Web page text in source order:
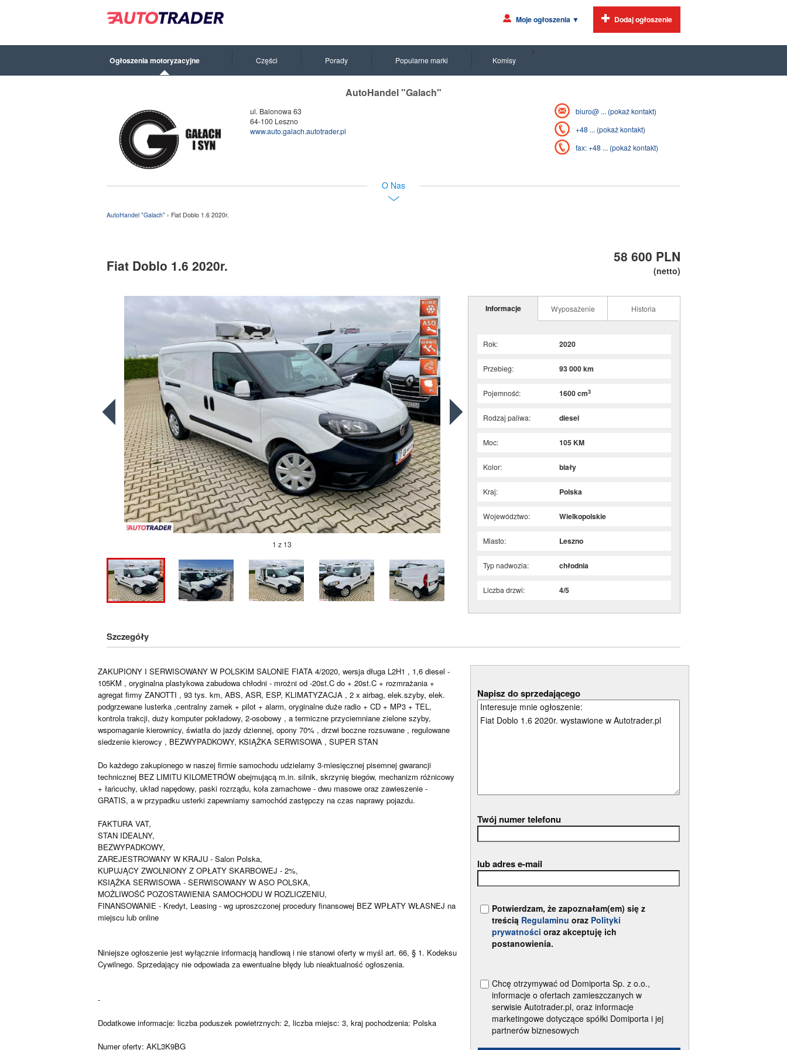
Moje ogłoszenia ▼ Dodaj ogłoszenie
Ogłoszenia motoryzacyjne
>
Części Porady Popularne marki Komisy
AutoHandel "Galach"
ul. Balonowa 63
64-100 Leszno
www.auto.galach.autotrader.pl
biuro@ ... (pokaż kontakt)
+48 ... (pokaż kontakt)
fax: +48 ... (pokaż kontakt)
O Nas
AutoHandel "Galach" › Fiat Doblo 1.6 2020r.
Fiat Doblo 1.6 2020r.
58 600 PLN
(netto)
1 z 13
Informacje Wyposażenie Historia
Rok: 2020
Przebieg: 93 000 km
Pojemność: 1600 cm3
Rodzaj paliwa: diesel
Moc: 105 KM
Kolor: biały
Kraj: Polska
Województwo: Wielkopolskie
Miasto: Leszno
Typ nadwozia: chłodnia
Liczba drzwi: 4/5
Szczegóły
ZAKUPIONY I SERWISOWANY W POLSKIM SALONIE FIATA 4/2020, wersja długa L2H1 , 1,6 diesel -
105KM , oryginalna plastykowa zabudowa chłodni - mrożni od -20st.C do + 20st.C + rozmrażania +
agregat firmy ZANOTTI , 93 tys. km, ABS, ASR, ESP, KLIMATYZACJA , 2 x airbag, elek.szyby, elek.
podgrzewane lusterka ,centralny zamek + pilot + alarm, oryginalne duże radio + CD + MP3 + TEL,
kontrola trakcji, duży komputer pokładowy, 2-osobowy , a termiczne przyciemniane zielone szyby,
wspomaganie kierownicy, światła do jazdy dziennej, opony 70% , drzwi boczne rozsuwane , regulowane
siedzenie kierowcy , BEZWYPADKOWY, KSIĄŻKA SERWISOWA , SUPER STAN
Do każdego zakupionego w naszej firmie samochodu udzielamy 3-miesięcznej pisemnej gwarancji
technicznej BEZ LIMITU KILOMETRÓW obejmującą m.in. silnik, skrzynię biegów, mechanizm różnicowy
+ łańcuchy, układ napędowy, paski rozrządu, koła zamachowe - dwu masowe oraz zawieszenie -
GRATIS, a w przypadku usterki zapewniamy samochód zastępczy na czas naprawy pojazdu.
FAKTURA VAT,
STAN IDEALNY,
BEZWYPADKOWY,
ZAREJESTROWANY W KRAJU - Salon Polska,
KUPUJĄCY ZWOLNIONY Z OPŁATY SKARBOWEJ - 2%,
KSIĄŻKA SERWISOWA - SERWISOWANY W ASO POLSKA,
MOŻLIWOŚĆ POZOSTAWIENIA SAMOCHODU W ROZLICZENIU,
FINANSOWANIE - Kredyt, Leasing - wg uproszczonej procedury finansowej BEZ WPŁATY WŁASNEJ na
miejscu lub online
Niniejsze ogłoszenie jest wyłącznie informacją handlową i nie stanowi oferty w myśl art. 66, § 1. Kodeksu
Cywilnego. Sprzedający nie odpowiada za ewentualne błędy lub nieaktualność ogłoszenia.
-
Dodatkowe informacje: liczba poduszek powietrznych: 2, liczba miejsc: 3, kraj pochodzenia: Polska
Napisz do sprzedającego
Twój numer telefonu
lub adres e-mail
Potwierdzam, że zapoznałam(em) się z
treścią Regulaminu oraz Polityki
prywatności oraz akceptuję ich
postanowienia.
Chcę otrzymywać od Domiporta Sp. z o.o.,
informacje o ofertach zamieszczanych w
serwisie Autotrader.pl, oraz informacje
marketingowe dotyczące spółki Domiporta i jej
partnerów biznesowych